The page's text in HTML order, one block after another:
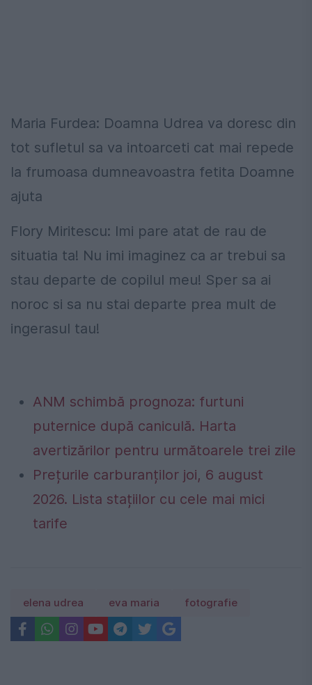
Maria Furdea: Doamna Udrea va doresc din
tot sufletul sa va intoarceti cat mai repede
la frumoasa dumneavoastra fetita Doamne
ajuta
Flory Miritescu: Imi pare atat de rau de
situatia ta! Nu imi imaginez ca ar trebui sa
stau departe de copilul meu! Sper sa ai
noroc si sa nu stai departe prea mult de
ingerasul tau!
ANM schimbă prognoza: furtuni
puternice după caniculă. Harta
avertizărilor pentru următoarele trei zile
Prețurile carburanților joi, 6 august
2026. Lista stațiilor cu cele mai mici
tarife
elena udrea eva maria fotografie